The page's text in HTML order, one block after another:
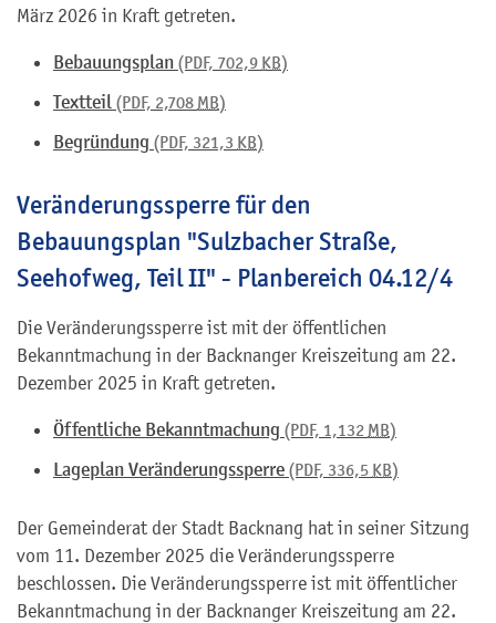
März 2026 in Kraft getreten.
Bebauungsplan (PDF, 702,9KB)
Textteil (PDF, 2,708MB)
Begründung (PDF, 321,3 KB)
Veränderungssperre für den
Bebauungsplan "Sulzbacher Straße,
Seehofweg, Teil II" - Planbereich 04.12/4
Die Veränderungssperre ist mit der öffentlichen
Bekanntmachung in der Backnanger Kreiszeitung am 22.
Dezember 2025 in Kraft getreten.
Öffentliche Bekanntmachung (PDF, 1,132MB)
Lageplan Veränderungssperre (PDF, 336,5KB)
Der Gemeinderat der Stadt Backnang hat in seiner Sitzung
vom 11. Dezember 2025 die Veränderungssperre
beschlossen. Die Veränderungssperre ist mit öffentlicher
Bekanntmachung in der Backnanger Kreiszeitung am 22.